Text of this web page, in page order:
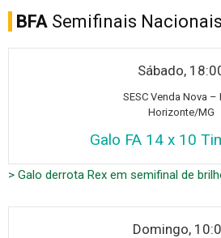
BFA Semifinais Nacionais
Sábado,
SESC Venda Nova –
Horizonte/MG
Galo FA 14 x 10
> Galo derrota Rex em semifinal de
Domingo,